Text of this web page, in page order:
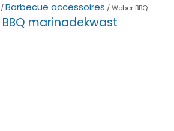
/Barbecue accessoires / Weber BBQ
marinadekwast